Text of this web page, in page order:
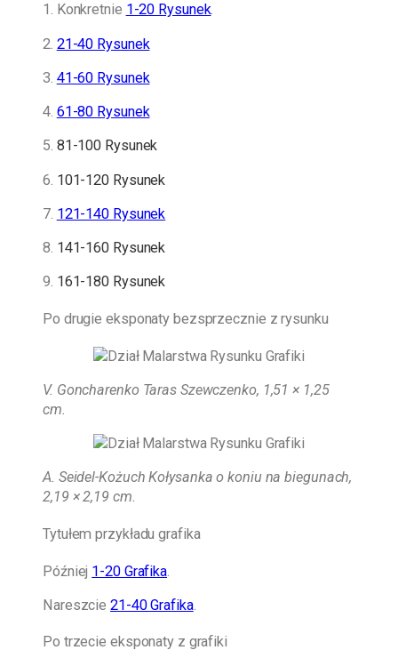
1. Konkretnie 1-20 Rysunek.
2. 21-40 Rysunek
3. 41-60 Rysunek
4. 61-80 Rysunek
5. 81-100 Rysunek
6. 101-120 Rysunek
7. 121-140 Rysunek
8. 141-160 Rysunek
9. 161-180 Rysunek
Po drugie eksponaty bezsprzecznie z rysunku
V. Goncharenko Taras Szewczenko, 1,51 × 1,25
cm.
A. Seidel-Kożuch Kołysanka o koniu na biegunach,
2,19 × 2,19 cm.
Tytułem przykładu grafika
Później 1-20 Grafika
Nareszcie21-40 Grafika.
Po trzecie eksponaty z grafiki